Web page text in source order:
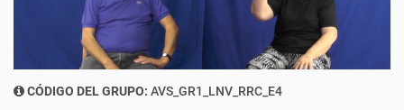
CÓDIGO DEL GRUPO: AVS_GR1_LNV_RRC_E4